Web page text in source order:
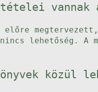
vannak a
előre megtervezett,
nincs lehetőség.
közül